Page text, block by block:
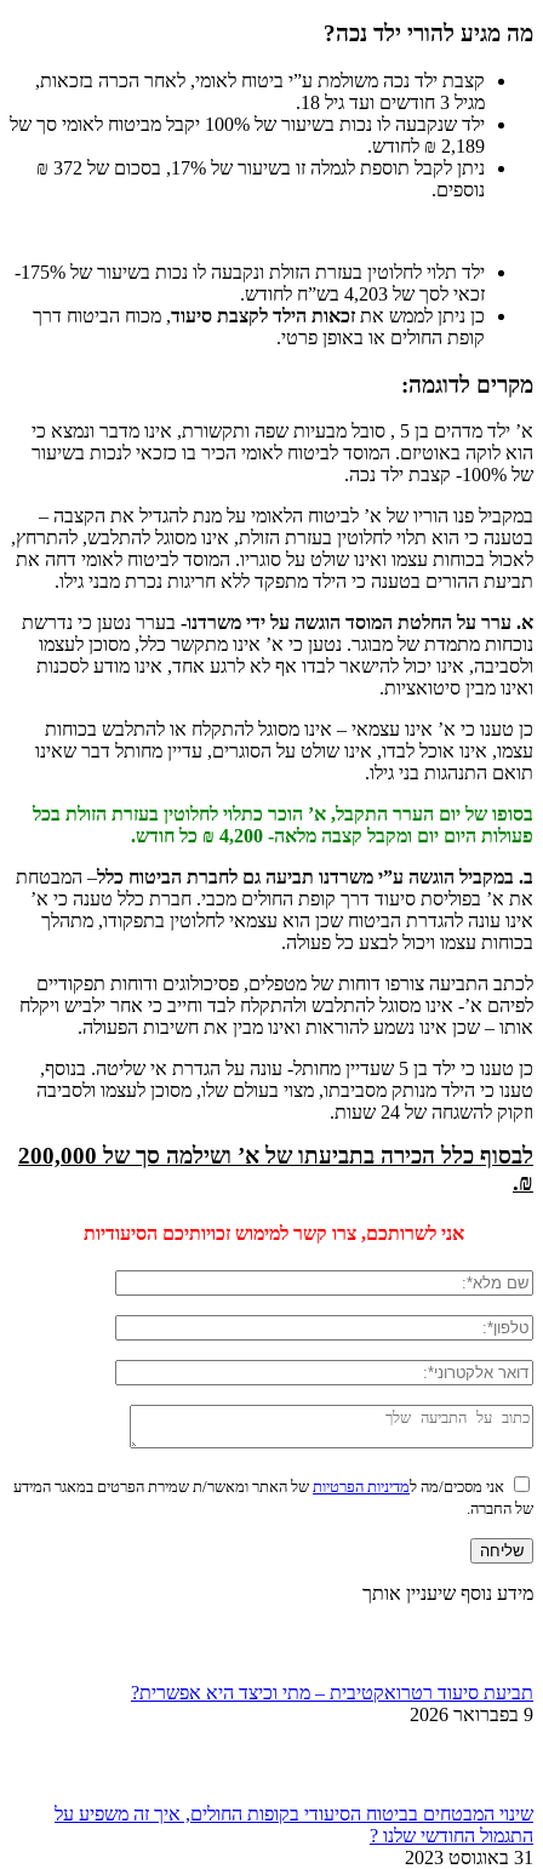
מה מגיע להורי ילד נכה?
קצבת ילד נכה משולמת ע”י ביטוח לאומי, לאחר הכרה בזכאות,
מגיל 3 חודשים ועד גיל 18.
ילד שנקבעה לו נכות בשיעור של 100% יקבל מביטוח לאומי סך של
2,189 ₪ לחודש.
ניתן לקבל תוספת לגמלה זו בשיעור של 17%, בסכום של 372 ₪
נוספים.
ילד תלוי לחלוטין בעזרת הזולת ונקבעה לו נכות בשיעור של 175%-
זכאי לסך של 4,203 בש”ח לחודש.
כן ניתן לממש את זכאות הילד לקצבת סיעוד, מכוח הביטוח דרך
קופת החולים או באופן פרטי.
מקרים לדוגמה:
א’ ילד מדהים בן 5 , סובל מבעיות שפה ותקשורת, אינו מדבר ונמצא כי
הוא לוקה באוטיזם. המוסד לביטוח לאומי הכיר בו כזכאי לנכות בשיעור
של 100%- קצבת ילד נכה.
במקביל פנו הוריו של א’ לביטוח הלאומי על מנת להגדיל את הקצבה –
בטענה כי הוא תלוי לחלוטין בעזרת הזולת, אינו מסוגל להתלבש, להתרחץ,
לאכול בכוחות עצמו ואינו שולט על סוגריו. המוסד לביטוח לאומי דחה את
תביעת ההורים בטענה כי הילד מתפקד ללא חריגות נכרת מבני גילו.
א. ערר על החלטת המוסד הוגשה על ידי משרדנו- בערר נטען כי נדרשת
נוכחות מתמדת של מבוגר. נטען כי א’ אינו מתקשר כלל, מסוכן לעצמו
ולסביבה, אינו יכול להישאר לבדו אף לא לרגע אחד, אינו מודע לסכנות
ואינו מבין סיטואציות.
כן טענו כי א’ אינו עצמאי – אינו מסוגל להתקלח או להתלבש בכוחות
עצמו, אינו אוכל לבדו, אינו שולט על הסוגרים, עדיין מחותל דבר שאינו
תואם התנהגות בני גילו.
בסופו של יום הערר התקבל, א’ הוכר כתלוי לחלוטין בעזרת הזולת בכל
פעולות היום יום ומקבל קצבה מלאה- 4,200 ₪ כל חודש.
ב. במקביל הוגשה ע”י משרדנו תביעה גם לחברת הביטוח כלל– המבטחת
את א’ בפוליסת סיעוד דרך קופת החולים מכבי. חברת כלל טענה כי א’
אינו עונה להגדרת הביטוח שכן הוא עצמאי לחלוטין בתפקודו, מתהלך
בכוחות עצמו ויכול לבצע כל פעולה.
לכתב התביעה צורפו דוחות של מטפלים, פסיכולוגים ודוחות תפקודיים
לפיהם א’- אינו מסוגל להתלבש ולהתקלח לבד וחייב כי אחר ילביש ויקלח
אותו – שכן אינו נשמע להוראות ואינו מבין את חשיבות הפעולה.
כן טענו כי ילד בן 5 שעדיין מחותל- עונה על הגדרת אי שליטה. בנוסף,
טענו כי הילד מנותק מסביבתו, מצוי בעולם שלו, מסוכן לעצמו ולסביבה
וזקוק להשגחה של 24 שעות.
לבסוף כלל הכירה בתביעתו של א’ ושילמה סך של 200,000
₪.
אני לשרותכם, צרו קשר למימוש זכויותיכם הסיעודיות
אני מסכים/מה למדיניות הפרטיות של האתר ומאשר/ת שמירת הפרטים במאגר המידע
של החברה.
מידע נוסף שיעניין אותך
תביעת סיעוד רטרואקטיבית – מתי וכיצד היא אפשרית?
9 בפברואר 2026
שינוי המבטחים בביטוח הסיעודי בקופות החולים, איך זה משפיע על
התגמול החודשי שלנו ?
31 באוגוסט 2023